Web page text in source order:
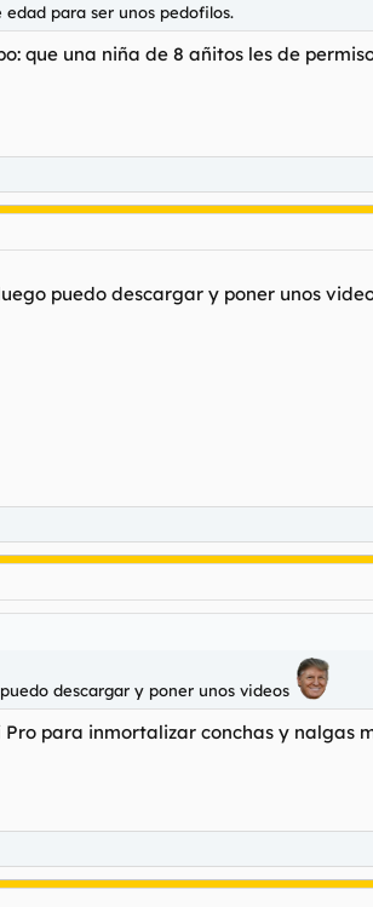
para ser unos pedofilos.
que una niña de 8 añitos les de
puedo descargar y poner unos
descargar y poner unos videos
para inmortalizar conchas y nalgas